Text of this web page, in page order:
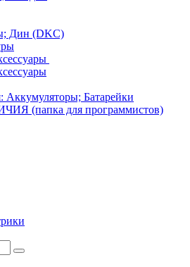
Дин (DKC)
Аккумуляторы; Батарейки
(папка для программистов)